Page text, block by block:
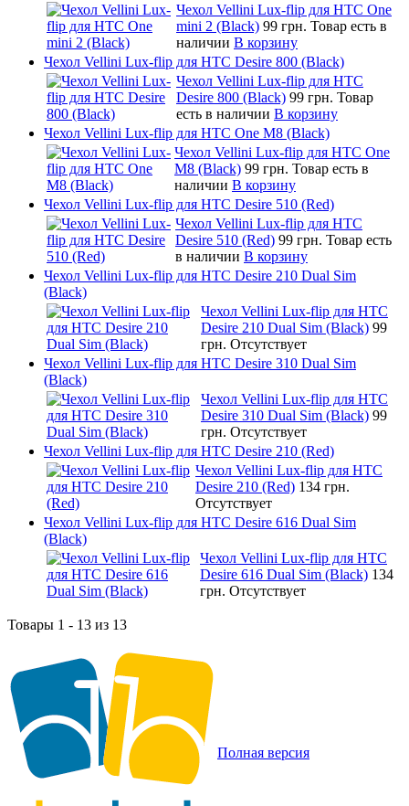
Чехол Vellini Lux-flip для HTC One
mini 2 (Black) 99 грн. Товар есть в
наличии В корзину
Чехол Vellini Lux-flip для HTC Desire 800 (Black)
Чехол Vellini Lux-flip для HTC
Desire 800 (Black) 99 грн. Товар
есть в наличии В корзину
Чехол Vellini Lux-flip для HTC One M8 (Black)
Чехол Vellini Lux-flip для HTC One
M8 (Black) 99 грн. Товар есть в
наличии В корзину
Чехол Vellini Lux-flip для HTC Desire 510 (Red)
Чехол Vellini Lux-flip для HTC
Desire 510 (Red) 99 грн. Товар есть
в наличии В корзину
Чехол Vellini Lux-flip для HTC Desire 210 Dual Sim
(Black)
Чехол Vellini Lux-flip для HTC
Desire 210 Dual Sim (Black) 99
грн. Отсутствует
Чехол Vellini Lux-flip для HTC Desire 310 Dual Sim
(Black)
Чехол Vellini Lux-flip для HTC
Desire 310 Dual Sim (Black) 99
грн. Отсутствует
Чехол Vellini Lux-flip для HTC Desire 210 (Red)
Чехол Vellini Lux-flip для HTC
Desire 210 (Red) 134 грн.
Отсутствует
Чехол Vellini Lux-flip для HTC Desire 616 Dual Sim
(Black)
Чехол Vellini Lux-flip для HTC
Desire 616 Dual Sim (Black) 134
грн. Отсутствует
Товары 1 - 13 из 13
Полная версия